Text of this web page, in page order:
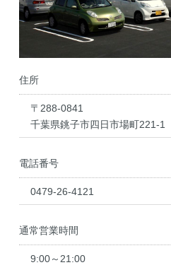
住所
〒288-0841
千葉県銚子市四日市場町221-1
電話番号
0479-26-4121
通常営業時間
9:00～21:00